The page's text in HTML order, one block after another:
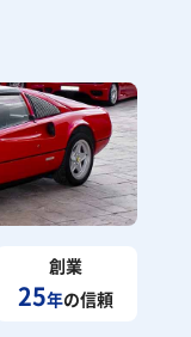
創業
25年の信頼